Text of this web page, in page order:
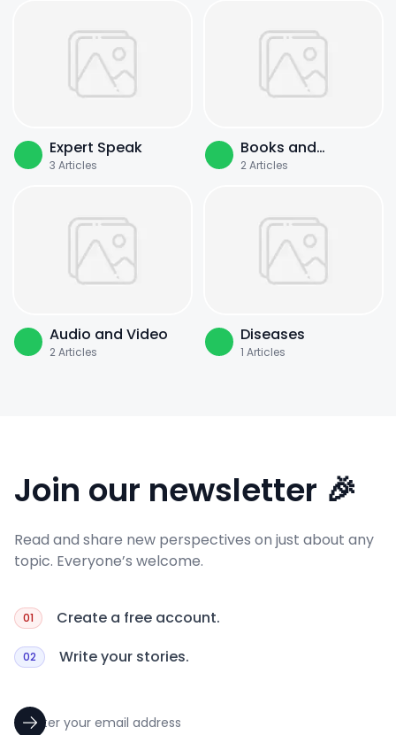
Expert Speak
3 Articles
Books and
Literature
2Articles
Audio and Video
2Articles
Diseases
1 Articles
Join our newsletter 🎉
Read and share new perspectives on just about any
topic. Everyone’s welcome.
01 Create a free account.
02 Write your stories.